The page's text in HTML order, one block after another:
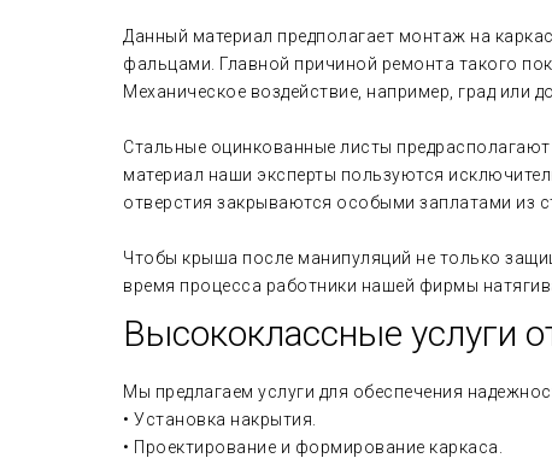
Данный материал предполагает монтаж на
фальцами. Главной причиной ремонта такого
Механическое воздействие, например, град или
Стальные оцинкованные листы
материал наши эксперты пользуются
отверстия закрываются особыми заплатами из
Чтобы крыша после манипуляций не только
время процесса работники нашей фирмы
Высококлассные услуги
Мы предлагаем услуги для обеспечения
• Установка накрытия.
• Проектирование и формирование каркаса.